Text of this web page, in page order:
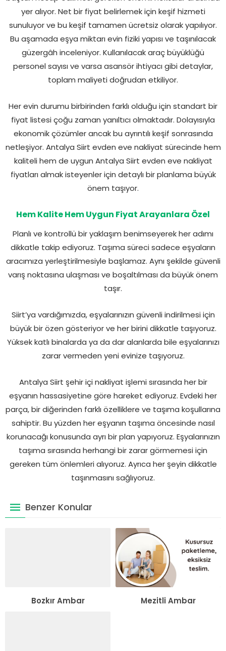
yer alıyor. Net bir fiyat belirlemek için keşif hizmeti
sunuluyor ve bu keşif tamamen ücretsiz olarak yapılıyor.
Bu aşamada eşya miktarı evin fiziki yapısı ve taşınılacak
güzergâh inceleniyor. Kullanılacak araç büyüklüğü
personel sayısı ve varsa asansör ihtiyacı gibi detaylar,
toplam maliyeti doğrudan etkiliyor.
Her evin durumu birbirinden farklı olduğu için standart bir
fiyat listesi çoğu zaman yanıltıcı olmaktadır. Dolayısıyla
ekonomik çözümler ancak bu ayrıntılı keşif sonrasında
netleşiyor. Antalya Siirt evden eve nakliyat sürecinde hem
kaliteli hem de uygun Antalya Siirt evden eve nakliyat
fiyatları almak isteyenler için detaylı bir planlama büyük
önem taşıyor.
Hem Kalite Hem Uygun Fiyat Arayanlara Özel
Planlı ve kontrollü bir yaklaşım benimseyerek her adımı
dikkatle takip ediyoruz. Taşıma süreci sadece eşyaların
aracımıza yerleştirilmesiyle başlamaz. Aynı şekilde güvenli
varış noktasına ulaşması ve boşaltılması da büyük önem
taşır.
Siirt’ya vardığımızda, eşyalarınızın güvenli indirilmesi için
büyük bir özen gösteriyor ve her birini dikkatle taşıyoruz.
Yüksek katlı binalarda ya da dar alanlarda bile eşyalarınızı
zarar vermeden yeni evinize taşıyoruz.
Antalya Siirt şehir içi nakliyat işlemi sırasında her bir
eşyanın hassasiyetine göre hareket ediyoruz. Evdeki her
parça, bir diğerinden farklı özelliklere ve taşıma koşullarına
sahiptir. Bu yüzden her eşyanın taşıma öncesinde nasıl
korunacağı konusunda ayrı bir plan yapıyoruz. Eşyalarınızın
taşıma sırasında herhangi bir zarar görmemesi için
gereken tüm önlemleri alıyoruz. Ayrıca her şeyin dikkatle
taşınmasını sağlıyoruz.
Benzer Konular
Bozkır Ambar Mezitli Ambar